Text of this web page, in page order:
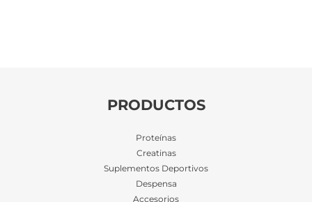
PRODUCTOS
Proteínas
Creatinas
Suplementos Deportivos
Despensa
Accesorios